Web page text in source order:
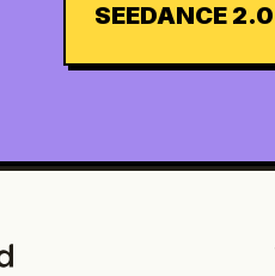
SEEDANCE